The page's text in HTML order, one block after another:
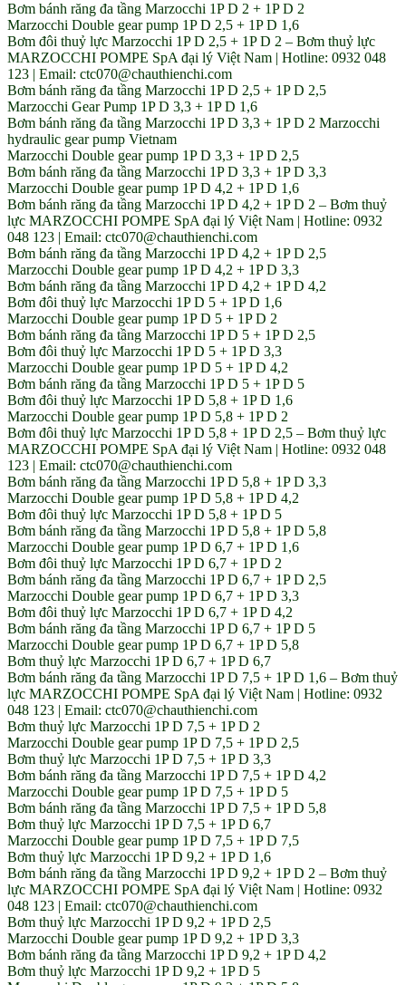
Bơm bánh răng đa tầng Marzocchi 1P D 2 + 1P D 2
Marzocchi Double gear pump 1P D 2,5 + 1P D 1,6
Bơm đôi thuỷ lực Marzocchi 1P D 2,5 + 1P D 2 – Bơm thuỷ lực
MARZOCCHI POMPE SpA đại lý Việt Nam | Hotline: 0932 048
123 | Email: ctc070@chauthienchi.com
Bơm bánh răng đa tầng Marzocchi 1P D 2,5 + 1P D 2,5
Marzocchi Gear Pump 1P D 3,3 + 1P D 1,6
Bơm bánh răng đa tầng Marzocchi 1P D 3,3 + 1P D 2 Marzocchi
hydraulic gear pump Vietnam
Marzocchi Double gear pump 1P D 3,3 + 1P D 2,5
Bơm bánh răng đa tầng Marzocchi 1P D 3,3 + 1P D 3,3
Marzocchi Double gear pump 1P D 4,2 + 1P D 1,6
Bơm bánh răng đa tầng Marzocchi 1P D 4,2 + 1P D 2 – Bơm thuỷ
lực MARZOCCHI POMPE SpA đại lý Việt Nam | Hotline: 0932
048 123 | Email: ctc070@chauthienchi.com
Bơm bánh răng đa tầng Marzocchi 1P D 4,2 + 1P D 2,5
Marzocchi Double gear pump 1P D 4,2 + 1P D 3,3
Bơm bánh răng đa tầng Marzocchi 1P D 4,2 + 1P D 4,2
Bơm đôi thuỷ lực Marzocchi 1P D 5 + 1P D 1,6
Marzocchi Double gear pump 1P D 5 + 1P D 2
Bơm bánh răng đa tầng Marzocchi 1P D 5 + 1P D 2,5
Bơm đôi thuỷ lực Marzocchi 1P D 5 + 1P D 3,3
Marzocchi Double gear pump 1P D 5 + 1P D 4,2
Bơm bánh răng đa tầng Marzocchi 1P D 5 + 1P D 5
Bơm đôi thuỷ lực Marzocchi 1P D 5,8 + 1P D 1,6
Marzocchi Double gear pump 1P D 5,8 + 1P D 2
Bơm đôi thuỷ lực Marzocchi 1P D 5,8 + 1P D 2,5 – Bơm thuỷ lực
MARZOCCHI POMPE SpA đại lý Việt Nam | Hotline: 0932 048
123 | Email: ctc070@chauthienchi.com
Bơm bánh răng đa tầng Marzocchi 1P D 5,8 + 1P D 3,3
Marzocchi Double gear pump 1P D 5,8 + 1P D 4,2
Bơm đôi thuỷ lực Marzocchi 1P D 5,8 + 1P D 5
Bơm bánh răng đa tầng Marzocchi 1P D 5,8 + 1P D 5,8
Marzocchi Double gear pump 1P D 6,7 + 1P D 1,6
Bơm đôi thuỷ lực Marzocchi 1P D 6,7 + 1P D 2
Bơm bánh răng đa tầng Marzocchi 1P D 6,7 + 1P D 2,5
Marzocchi Double gear pump 1P D 6,7 + 1P D 3,3
Bơm đôi thuỷ lực Marzocchi 1P D 6,7 + 1P D 4,2
Bơm bánh răng đa tầng Marzocchi 1P D 6,7 + 1P D 5
Marzocchi Double gear pump 1P D 6,7 + 1P D 5,8
Bơm thuỷ lực Marzocchi 1P D 6,7 + 1P D 6,7
Bơm bánh răng đa tầng Marzocchi 1P D 7,5 + 1P D 1,6 – Bơm thuỷ
lực MARZOCCHI POMPE SpA đại lý Việt Nam | Hotline: 0932
048 123 | Email: ctc070@chauthienchi.com
Bơm thuỷ lực Marzocchi 1P D 7,5 + 1P D 2
Marzocchi Double gear pump 1P D 7,5 + 1P D 2,5
Bơm thuỷ lực Marzocchi 1P D 7,5 + 1P D 3,3
Bơm bánh răng đa tầng Marzocchi 1P D 7,5 + 1P D 4,2
Marzocchi Double gear pump 1P D 7,5 + 1P D 5
Bơm bánh răng đa tầng Marzocchi 1P D 7,5 + 1P D 5,8
Bơm thuỷ lực Marzocchi 1P D 7,5 + 1P D 6,7
Marzocchi Double gear pump 1P D 7,5 + 1P D 7,5
Bơm thuỷ lực Marzocchi 1P D 9,2 + 1P D 1,6
Bơm bánh răng đa tầng Marzocchi 1P D 9,2 + 1P D 2 – Bơm thuỷ
lực MARZOCCHI POMPE SpA đại lý Việt Nam | Hotline: 0932
048 123 | Email: ctc070@chauthienchi.com
Bơm thuỷ lực Marzocchi 1P D 9,2 + 1P D 2,5
Marzocchi Double gear pump 1P D 9,2 + 1P D 3,3
Bơm bánh răng đa tầng Marzocchi 1P D 9,2 + 1P D 4,2
Bơm thuỷ lực Marzocchi 1P D 9,2 + 1P D 5